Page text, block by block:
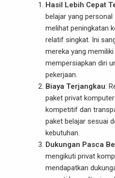
Hasil Lebih Cepat
belajar yang
melihat peningkatan
relatif singkat. Ini
mereka yang
mempersiapkan diri
pekerjaan.
Biaya Terjangkau:
paket privat
kompetitif dan
paket belajar sesuai
kebutuhan.
Dukungan Pasca
mengikuti privat
mendapatkan